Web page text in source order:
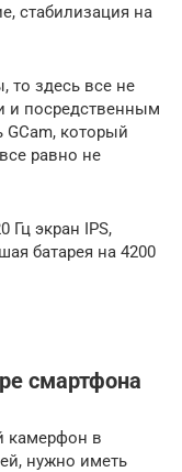
стабилизация на
то здесь все не
и посредственным
который
равно не
Гц экран IPS,
батарея на 4200
смартфона
камерфон в
нужно иметь